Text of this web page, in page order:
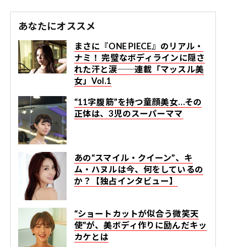
あなたにオススメ
まさに『ONE PIECE』のリアル・
ナミ！ 完璧なボディラインに隠さ
れた汗と涙──連載「マッスル美
女」Vol.1
“11字腹筋”を持つ童顔美女…その
正体は、3児のスーパーママ
あの“スマイル・クイーン”、キ
ム・ハヌルは今、何をしているの
か？【独占インタビュー】
“ショートカットが似合う微笑天
使”が、美ボディ作りに励んだキッ
カケとは